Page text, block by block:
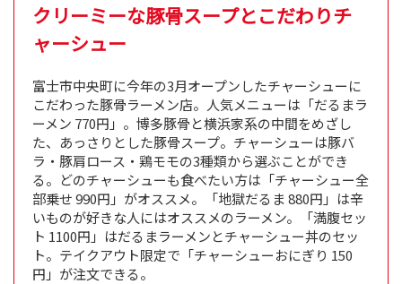
クリーミーな豚骨スープとこだわりチ
ャーシュー
富士市中央町に今年の3月オープンしたチャーシューに
こだわった豚骨ラーメン店。人気メニューは「だるまラ
ーメン 770円」。博多豚骨と横浜家系の中間をめざし
た、あっさりとした豚骨スープ。チャーシューは豚バ
ラ・豚肩ロース・鶏モモの3種類から選ぶことができ
る。どのチャーシューも食べたい方は「チャーシュー全
部乗せ 990円」がオススメ。「地獄だるま 880円」は辛
いものが好きな人にはオススメのラーメン。「満腹セッ
ト 1100円」はだるまラーメンとチャーシュー丼のセッ
ト。テイクアウト限定で「チャーシューおにぎり 150
円」が注文できる。